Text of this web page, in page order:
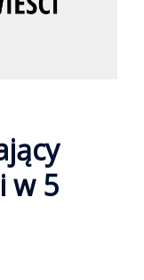
w 5